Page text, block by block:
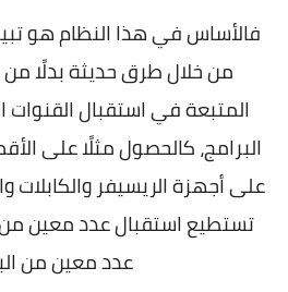
فالأساس في هذا النظام هو
من خلال طرق حديثة بدلًا من
المتبعة في استقبال
البرامج، كالحصول مثلًا على
على أجهزة الريسيفر والكابلات
تستطيع استقبال عدد معين
عدد معين من